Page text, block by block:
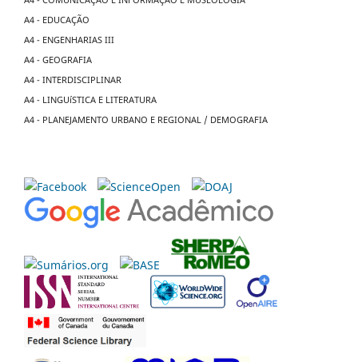
A4 - EDUCAÇÃO
A4 - ENGENHARIAS III
A4 - GEOGRAFIA
A4 - INTERDISCIPLINAR
A4 - LINGUíSTICA E LITERATURA
A4 - PLANEJAMENTO URBANO E REGIONAL / DEMOGRAFIA